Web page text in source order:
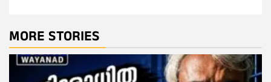
MORE STORIES